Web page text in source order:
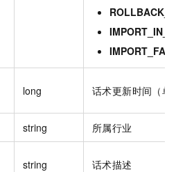
long 话术更新时间（单
string 所属行业
string 话术描述